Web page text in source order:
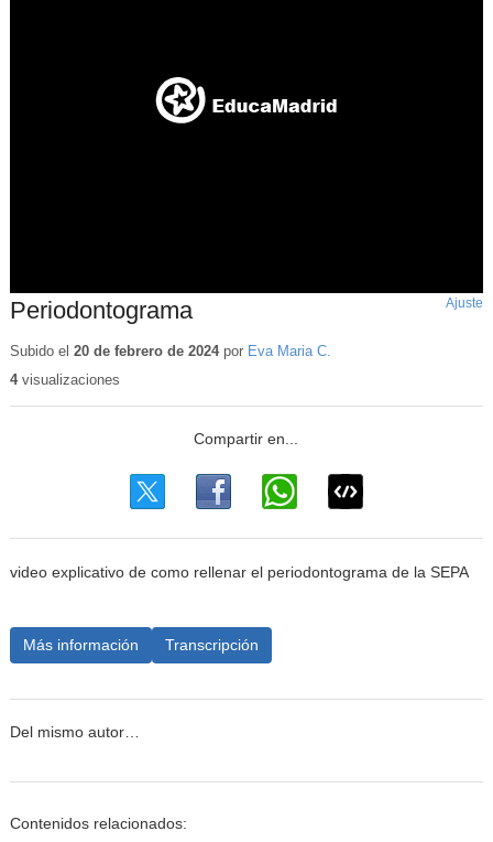
Periodontograma Ajuste
Subido el 20 de febrero de 2024por Eva Maria C.
4visualizaciones
video explicativo de como rellenar el periodontograma de la SEPA
Más información Transcripción
Del mismo autor…
Contenidos relacionados: